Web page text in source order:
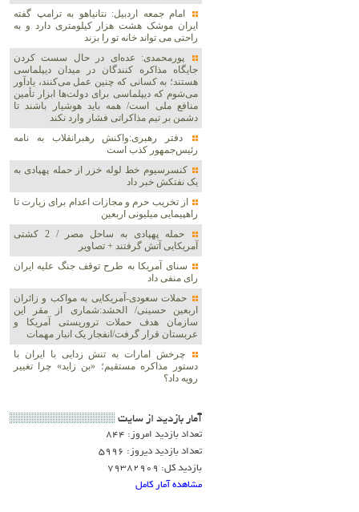
امام جمعه اردبیل: نتانیاهو به ترامپ گفته
ایران موشک هشت هزار کیلومتری دارد و به
راحتی می تواند خانه تو را بزند
پورمحمدی: عده‌ای در حال سست کردن
جایگاه مذاکره کنندگان در میدان دیپلماسی
هستند؛ به کسانی که چنین عمل می‌کنند، یادآور
می‌شوم که دیپلماسی برای دولت‌ها ابزار تأمین
منافع ملی است/ همه باید هوشیار باشند تا
دشمن بر تیم مذاکراتی فشار وارد نکند
دفتر رهبری:واکنش رهبرانقلاب به نامه
رئیس‌جمهور کذب است
کنسرسیوم خط لوله خزر از حمله پهپادی به
یک نفتکش خبر داد
از تخریب حرم و مجازات اعدام برای زیارت تا
راهپیمایی میلیونی اربعین
حمله پهپادی به ساحل مصر / 2 کشتی
آمریکایی آتش گرفتند + تصاویر
سنای آمریکا به طرح توقف جنگ علیه ایران
رای منفی داد
حملات سعودی-آمریکایی به مواکب و زائران
اربعین حسینی/ الحشد:شماری از مقر این
سازمان هدف حملات تروریستی آمریکا و
عربستان قرار گرفت/انفجار یک انبار مهمات
چرخش امارات به تنش زدایی با ایران با
دستور مذاکره مستقیم؛ «بن زاید» چرا تغییر
رویه داد؟
آمار بازديد از سايت
تعداد بازدید امروز: 844
تعداد بازدید دیروز: 5996
بازدید کل: 79382909
مشاهده آمار کامل